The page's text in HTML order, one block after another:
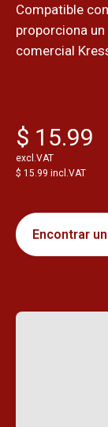
Compatible
proporciona
comercial
$ 15.99
excl.VAT
$ 15.99 incl.VAT
Encontrar